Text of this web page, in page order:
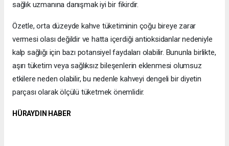
sağlık uzmanına danışmak iyi bir fikirdir.
Özetle, orta düzeyde kahve tüketiminin çoğu bireye zarar
vermesi olası değildir ve hatta içerdiği antioksidanlar nedeniyle
kalp sağlığı için bazı potansiyel faydaları olabilir. Bununla birlikte,
aşırı tüketim veya sağlıksız bileşenlerin eklenmesi olumsuz
etkilere neden olabilir, bu nedenle kahveyi dengeli bir diyetin
parçası olarak ölçülü tüketmek önemlidir.
HÜRAYDIN HABER